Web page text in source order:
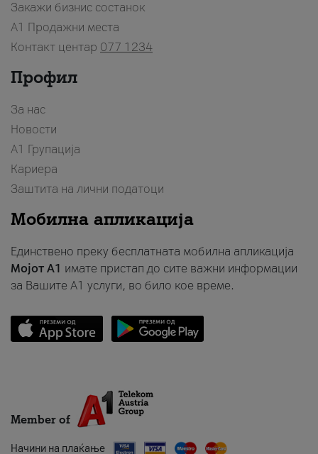
Закажи бизнис состанок
A1 Продажни места
Контакт центар 077 1234
Профил
За нас
Новости
А1 Групација
Кариера
Заштита на лични податоци
Мобилна апликација
Единствено преку бесплатната мобилна апликација
Мојот A1 имате пристап до сите важни информации
за Вашите A1 услуги, во било кое време.
Member of
Начини на плаќање